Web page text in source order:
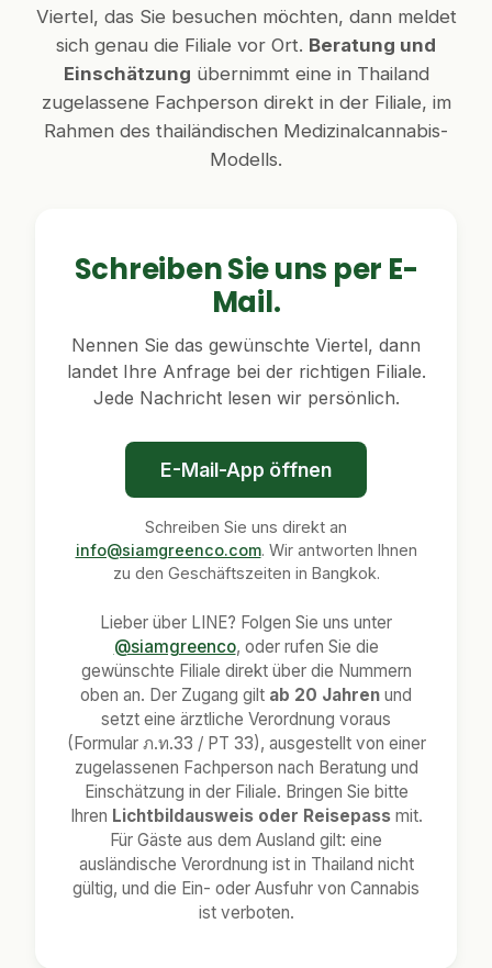
Viertel, das Sie besuchen möchten, dann meldet
sich genau die Filiale vor Ort. Beratung und
Einschätzung übernimmt eine in Thailand
zugelassene Fachperson direkt in der Filiale, im
Rahmen des thailändischen Medizinalcannabis-
Modells.
Schreiben Sie uns per E-
Mail.
Nennen Sie das gewünschte Viertel, dann
landet Ihre Anfrage bei der richtigen Filiale.
Jede Nachricht lesen wir persönlich.
E-Mail-App öffnen
Schreiben Sie uns direkt an
info@siamgreenco.com. Wir antworten Ihnen
zu den Geschäftszeiten in Bangkok.
Lieber über LINE? Folgen Sie uns unter
@siamgreenco, oder rufen Sie die
gewünschte Filiale direkt über die Nummern
oben an. Der Zugang gilt ab 20 Jahren und
setzt eine ärztliche Verordnung voraus
(Formular ภ.ท.33 / PT 33), ausgestellt von einer
zugelassenen Fachperson nach Beratung und
Einschätzung in der Filiale. Bringen Sie bitte
Ihren Lichtbildausweis oder Reisepassmit.
Für Gäste aus dem Ausland gilt: eine
ausländische Verordnung ist in Thailand nicht
gültig, und die Ein- oder Ausfuhr von Cannabis
ist verboten.